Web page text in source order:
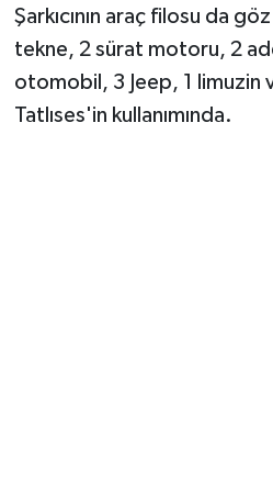
Şarkıcının araç filosu da
tekne, 2 sürat motoru, 2
otomobil, 3 Jeep, 1 limuzin
Tatlıses'in kullanımında.